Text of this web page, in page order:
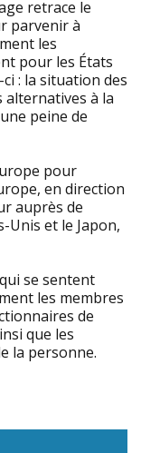
retrace le
parvenir à
les
pour les États
: la situation des
alternatives à la
peine de
pour
en direction
auprès de
Unis et le Japon,
se sentent
les membres
de
que les
la personne.